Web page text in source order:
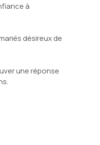
à
désireux de
une réponse